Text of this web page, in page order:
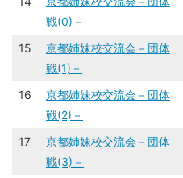
戦(0)－
15
京都姉妹校交流会－団体
戦(1)－
16
京都姉妹校交流会－団体
戦(2)－
17
京都姉妹校交流会－団体
戦(3)－